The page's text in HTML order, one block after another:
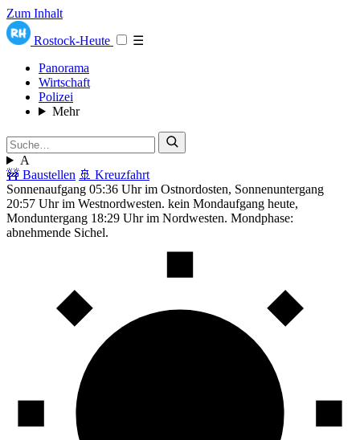
Zum Inhalt
Rostock-Heute
☰
Panorama
Wirtschaft
Polizei
Mehr
A
🚧 Baustellen 🚢 Kreuzfahrt
Sonnenaufgang 05:36 Uhr im Ostnordosten, Sonnenuntergang
20:57 Uhr im Westnordwesten. kein Mondaufgang heute,
Monduntergang 18:29 Uhr im Nordwesten. Mondphase:
abnehmende Sichel.